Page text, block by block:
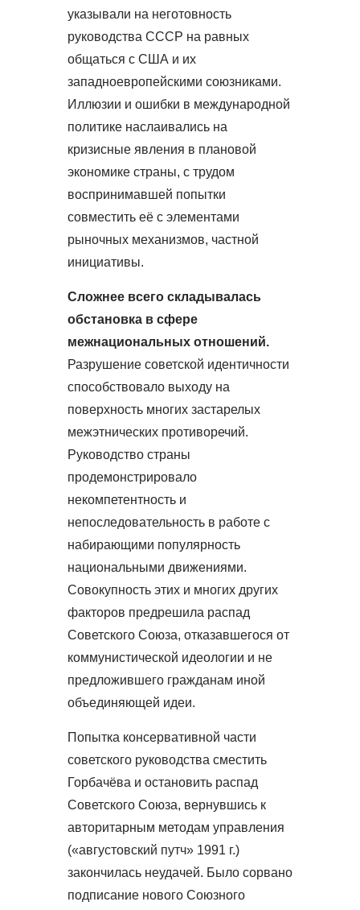
указывали на неготовность
руководства СССР на равных
общаться с США и их
западноевропейскими союзниками.
Иллюзии и ошибки в международной
политике наслаивались на
кризисные явления в плановой
экономике страны, с трудом
воспринимавшей попытки
совместить её с элементами
рыночных механизмов, частной
инициативы.
Сложнее всего складывалась
обстановка в сфере
межнациональных отношений.
Разрушение советской идентичности
способствовало выходу на
поверхность многих застарелых
межэтнических противоречий.
Руководство страны
продемонстрировало
некомпетентность и
непоследовательность в работе с
набирающими популярность
национальными движениями.
Совокупность этих и многих других
факторов предрешила распад
Советского Союза, отказавшегося от
коммунистической идеологии и не
предложившего гражданам иной
объединяющей идеи.
Попытка консервативной части
советского руководства сместить
Горбачёва и остановить распад
Советского Союза, вернувшись к
авторитарным методам управления
(«августовский путч» 1991 г.)
закончилась неудачей. Было сорвано
подписание нового Союзного